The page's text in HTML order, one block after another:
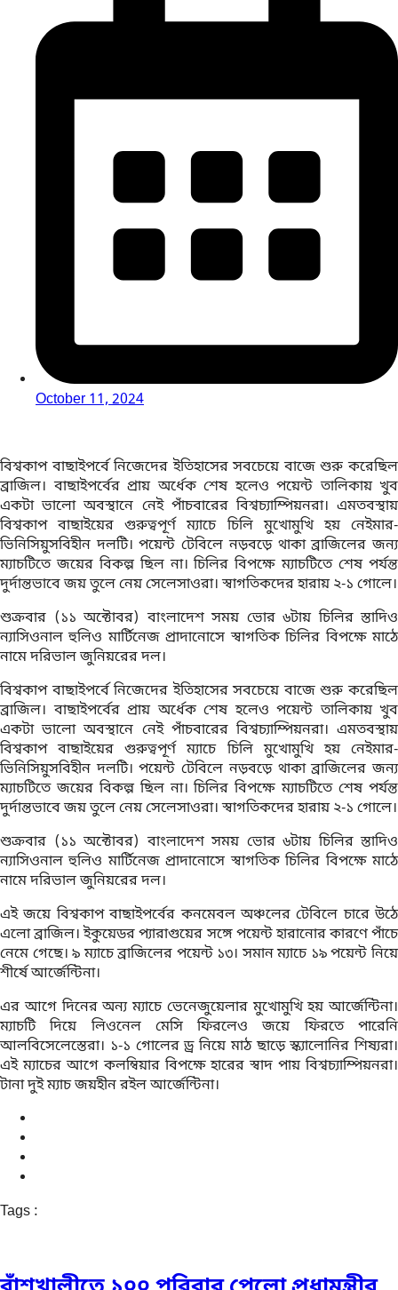
October 11, 2024
বিশ্বকাপ বাছাইপর্বে নিজেদের ইতিহাসের সবচেয়ে বাজে শুরু করেছিল
ব্রাজিল। বাছাইপর্বের প্রায় অর্ধেক শেষ হলেও পয়েন্ট তালিকায় খুব
একটা ভালো অবস্থানে নেই পাঁচবারের বিশ্বচ্যাম্পিয়নরা। এমতবস্থায়
বিশ্বকাপ বাছাইয়ের গুরুত্বপূর্ণ ম্যাচে চিলি মুখোমুখি হয় নেইমার-
ভিনিসিয়ুসবিহীন দলটি। পয়েন্ট টেবিলে নড়বড়ে থাকা ব্রাজিলের জন্য
ম্যাচটিতে জয়ের বিকল্প ছিল না। চিলির বিপক্ষে ম্যাচটিতে শেষ পর্যন্ত
দুর্দান্তভাবে জয় তুলে নেয় সেলেসাওরা। স্বাগতিকদের হারায় ২-১ গোলে।
শুক্রবার (১১ অক্টোবর) বাংলাদেশ সময় ভোর ৬টায় চিলির স্তাদিও
ন্যাসিওনাল হুলিও মার্টিনেজ প্রাদানোসে স্বাগতিক চিলির বিপক্ষে মাঠে
নামে দরিভাল জুনিয়রের দল।
বিশ্বকাপ বাছাইপর্বে নিজেদের ইতিহাসের সবচেয়ে বাজে শুরু করেছিল
ব্রাজিল। বাছাইপর্বের প্রায় অর্ধেক শেষ হলেও পয়েন্ট তালিকায় খুব
একটা ভালো অবস্থানে নেই পাঁচবারের বিশ্বচ্যাম্পিয়নরা। এমতবস্থায়
বিশ্বকাপ বাছাইয়ের গুরুত্বপূর্ণ ম্যাচে চিলি মুখোমুখি হয় নেইমার-
ভিনিসিয়ুসবিহীন দলটি। পয়েন্ট টেবিলে নড়বড়ে থাকা ব্রাজিলের জন্য
ম্যাচটিতে জয়ের বিকল্প ছিল না। চিলির বিপক্ষে ম্যাচটিতে শেষ পর্যন্ত
দুর্দান্তভাবে জয় তুলে নেয় সেলেসাওরা। স্বাগতিকদের হারায় ২-১ গোলে।
শুক্রবার (১১ অক্টোবর) বাংলাদেশ সময় ভোর ৬টায় চিলির স্তাদিও
ন্যাসিওনাল হুলিও মার্টিনেজ প্রাদানোসে স্বাগতিক চিলির বিপক্ষে মাঠে
নামে দরিভাল জুনিয়রের দল।
এই জয়ে বিশ্বকাপ বাছাইপর্বের কনমেবল অঞ্চলের টেবিলে চারে উঠে
এলো ব্রাজিল। ইকুয়েডর প্যারাগুয়ের সঙ্গে পয়েন্ট হারানোর কারণে পাঁচে
নেমে গেছে। ৯ ম্যাচে ব্রাজিলের পয়েন্ট ১৩। সমান ম্যাচে ১৯ পয়েন্ট নিয়ে
শীর্ষে আর্জেন্টিনা।
এর আগে দিনের অন্য ম্যাচে ভেনেজুয়েলার মুখোমুখি হয় আর্জেন্টিনা।
ম্যাচটি দিয়ে লিওনেল মেসি ফিরলেও জয়ে ফিরতে পারেনি
আলবিসেলেস্তেরা। ১-১ গোলের ড্র নিয়ে মাঠ ছাড়ে স্ক্যালোনির শিষ্যরা।
এই ম্যাচের আগে কলম্বিয়ার বিপক্ষে হারের স্বাদ পায় বিশ্বচ্যাম্পিয়নরা।
টানা দুই ম্যাচ জয়হীন রইল আর্জেন্টিনা।
Tags :